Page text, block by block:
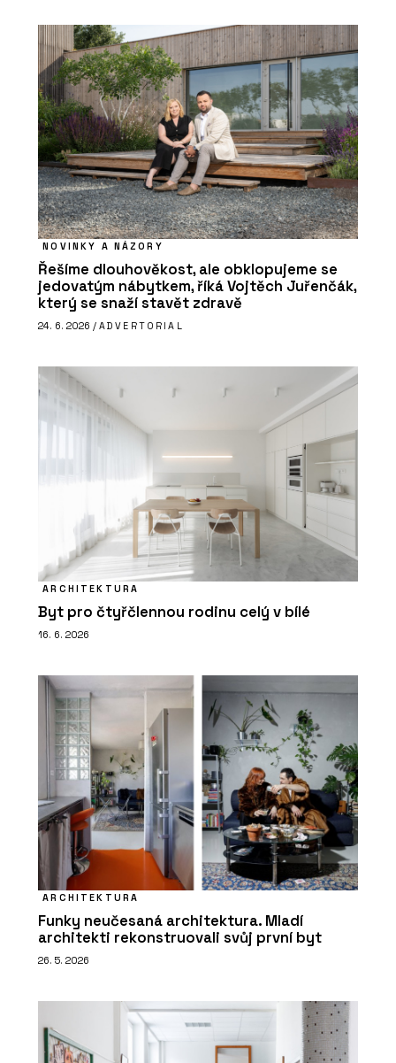
NOVINKY A NÁZORY
Řešíme dlouhověkost, ale obklopujeme se
jedovatým nábytkem, říká Vojtěch Juřenčák,
který se snaží stavět zdravě
24. 6. 2026 / ADVERTORIAL
ARCHITEKTURA
Byt pro čtyřčlennou rodinu celý v bílé
16. 6. 2026
ARCHITEKTURA
Funky neučesaná architektura. Mladí
architekti rekonstruovali svůj první byt
26. 5. 2026